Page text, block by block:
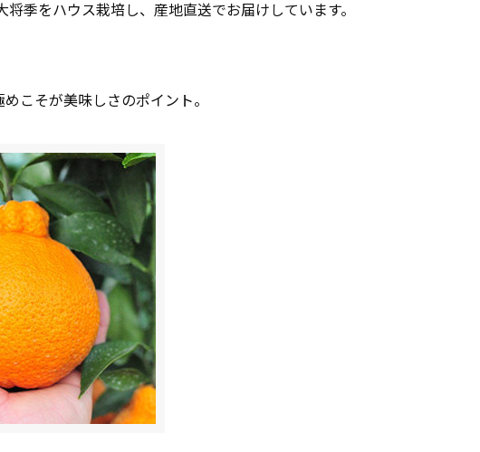
季をハウス栽培し、産地直送でお届けしています。
こそが美味しさのポイント。